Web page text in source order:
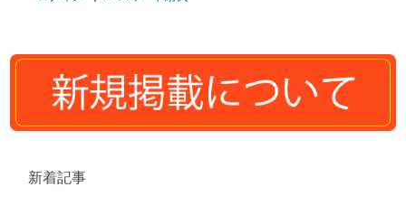
新着記事